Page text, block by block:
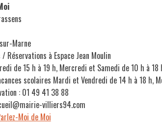
Marne
Réservations à Espace Jean Moulin
de 15 h à 19 h, Mercredi et Samedi de 10 h à 18
scolaires Mardi et Vendredi de 14 h à 18 h,
: 01 49 41 38 88
villiers94.com
Moi de Moi